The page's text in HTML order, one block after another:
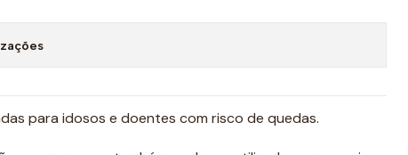
para idosos e doentes com risco de quedas.